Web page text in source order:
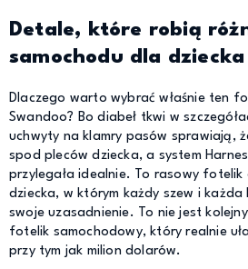
Detale, które robią
samochodu dla dziecka
Dlaczego warto wybrać właśnie ten
Swandoo? Bo diabeł tkwi w
uchwyty na klamry pasów sprawiają,
spod pleców dziecka, a system
przylegała idealnie. To rasowy fotelik
dziecka, w którym każdy szew i każda
swoje uzasadnienie. To nie jest
fotelik samochodowy, który realnie
przy tym jak milion dolarów.